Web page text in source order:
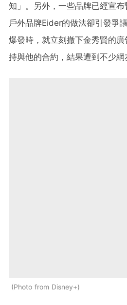
知」。另外，一些品牌已經宣
戶外品牌Eider的做法卻引發爭
爆發時，就立刻撤下金秀賢的
持與他的合約，結果遭到不少網
Photo from Disney+